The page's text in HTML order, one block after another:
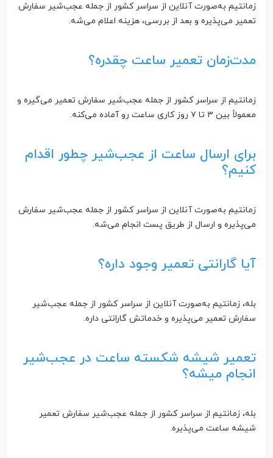
زمانتیم به‌صورت آنلاین از سراسر کشور از جمله عجب‌شیر سفارش
تعمیر می‌پذیره و بعد از بررسی، هزینه اعلام می‌شه.
مدت‌زمان تعمیر ساعت چقدره؟
زمانتیم از سراسر کشور از جمله عجب‌شیر سفارش تعمیر می‌گیره و
معمولاً بین ۳ تا ۷ روز کاری ساعت رو آماده می‌کنه.
برای ارسال ساعت از عجب‌شیر چطور اقدام
کنیم؟
زمانتیم به‌صورت آنلاین از سراسر کشور از جمله عجب‌شیر سفارش
می‌پذیره و ارسال از طریق پست انجام می‌شه.
آیا گارانتی تعمیر وجود داره؟
بله، زمانتیم به‌صورت آنلاین از سراسر کشور از جمله عجب‌شیر
سفارش تعمیر می‌پذیره و خدماتش گارانتی داره.
تعمیر شیشه شکسته ساعت در عجب‌شیر
انجام میشه؟
بله، زمانتیم از سراسر کشور از جمله عجب‌شیر سفارش تعمیر
شیشه ساعت می‌پذیره.